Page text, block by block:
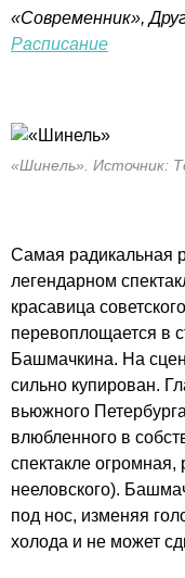
«Современник»,
Расписание
«Шинель». Источник:
Самая радикальная
легендарном
красавица
перевоплощается в
Башмачкина. На
сильно купирован.
вьюжного
влюбленного в
спектакле
нееловского).
под нос, изменяя
холода и не может